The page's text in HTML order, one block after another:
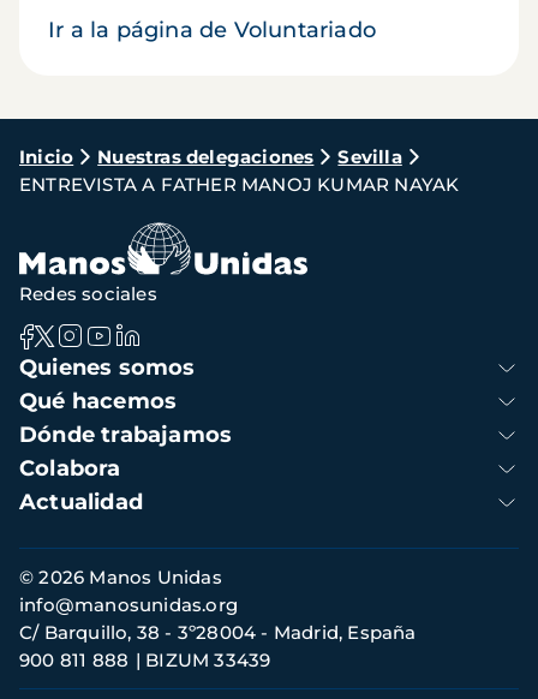
Ir a la página de Voluntariado
Ruta
de
navegación
Inicio Nuestras delegaciones
Sevilla
ENTREVISTA A FATHER MANOJ KUMAR NAYAK
Navegación
principal
Quienes somos
Qué hacemos
Dónde trabajamos
Colabora
Actualidad
Redes sociales
Información
de
contacto
© 2026 Manos Unidas
C/ Barquillo, 38 - 3º28004 - Madrid, España
900 811 888
BIZUM 33439
info@manosunidas.org